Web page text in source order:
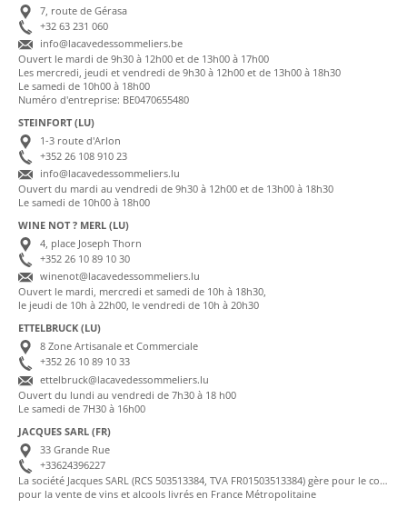
7, route de Gérasa
+32 63 231 060
info@lacavedessommeliers.be
Ouvert le mardi de 9h30 à 12h00 et de 13h00 à 17h00
Les mercredi, jeudi et vendredi de 9h30 à 12h00 et de 13h00 à 18h30
Le samedi de 10h00 à 18h00
Numéro d'entreprise: BE0470655480
STEINFORT (LU)
1-3 route d'Arlon
+352 26 108 910 23
info@lacavedessommeliers.lu
Ouvert du mardi au vendredi de 9h30 à 12h00 et de 13h00 à 18h30
Le samedi de 10h00 à 18h00
WINE NOT ? MERL (LU)
4, place Joseph Thorn
+352 26 10 89 10 30
winenot@lacavedessommeliers.lu
Ouvert le mardi, mercredi et samedi de 10h à 18h30,
le jeudi de 10h à 22h00, le vendredi de 10h à 20h30
ETTELBRUCK (LU)
8 Zone Artisanale et Commerciale
+352 26 10 89 10 33
ettelbruck@lacavedessommeliers.lu
Ouvert du lundi au vendredi de 7h30 à 18 h00
Le samedi de 7H30 à 16h00
JACQUES SARL (FR)
33 Grande Rue
+33624396227
La société Jacques SARL (RCS 503513384, TVA FR01503513384) gère pour le compte de La Cave des Sommeliers les transactions bancaires et la facturation
pour la vente de vins et alcools livrés en France Métropolitaine